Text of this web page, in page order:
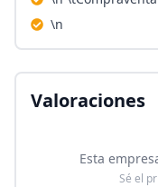
\n
Valoraciones
Esta
Sé el